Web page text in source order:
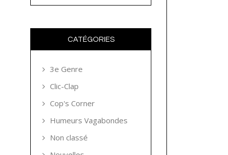
CATÉGORIES
3e Genre
Clic-Clap
Cop's Corner
Humeurs Vagabondes
Non classé